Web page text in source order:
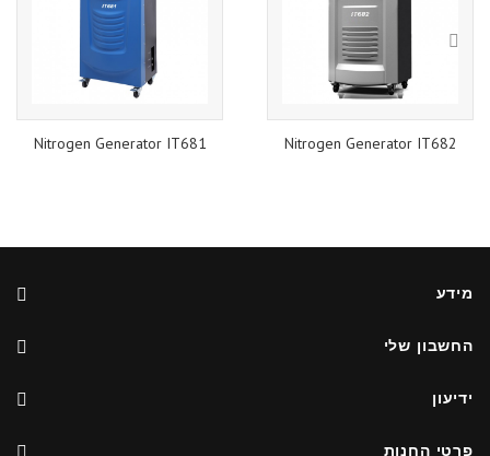
Nitrogen Generator IT681 Nitrogen Generator IT682
מידע
החשבון שלי
ידיעון
פרטי החנות